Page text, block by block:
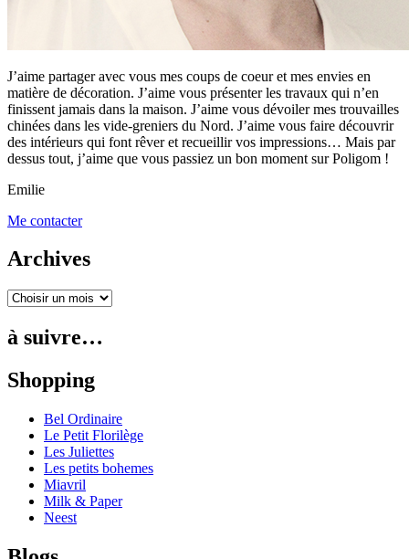
J’aime partager avec vous mes coups de coeur et mes envies en
matière de décoration. J’aime vous présenter les travaux qui n’en
finissent jamais dans la maison. J’aime vous dévoiler mes trouvailles
chinées dans les vide-greniers du Nord. J’aime vous faire découvrir
des intérieurs qui font rêver et recueillir vos impressions… Mais par
dessus tout, j’aime que vous passiez un bon moment sur Poligom !
Emilie
Me contacter
Archives
à suivre…
Shopping
Bel Ordinaire
Le Petit Florilège
Les Juliettes
Les petits bohemes
Miavril
Milk & Paper
Neest